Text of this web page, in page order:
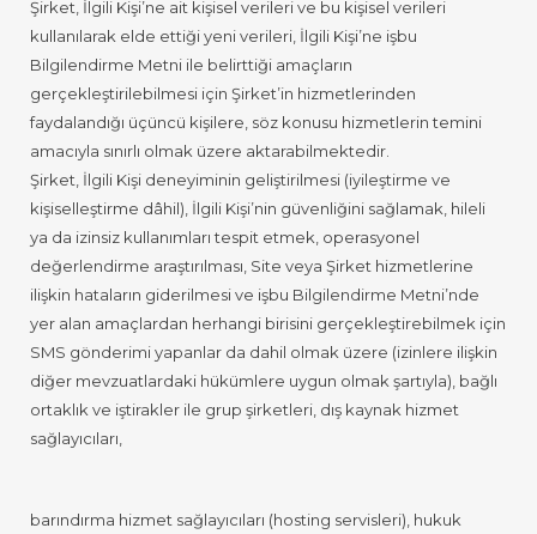
Şirket, İlgili Kişi’ne ait kişisel verileri ve bu kişisel verileri
kullanılarak elde ettiği yeni verileri, İlgili Kişi’ne işbu
Bilgilendirme Metni ile belirttiği amaçların
gerçekleştirilebilmesi için Şirket’in hizmetlerinden
faydalandığı üçüncü kişilere, söz konusu hizmetlerin temini
amacıyla sınırlı olmak üzere aktarabilmektedir.
Şirket, İlgili Kişi deneyiminin geliştirilmesi (iyileştirme ve
kişiselleştirme dâhil), İlgili Kişi’nin güvenliğini sağlamak, hileli
ya da izinsiz kullanımları tespit etmek, operasyonel
değerlendirme araştırılması, Site veya Şirket hizmetlerine
ilişkin hataların giderilmesi ve işbu Bilgilendirme Metni’nde
yer alan amaçlardan herhangi birisini gerçekleştirebilmek için
SMS gönderimi yapanlar da dahil olmak üzere (izinlere ilişkin
diğer mevzuatlardaki hükümlere uygun olmak şartıyla), bağlı
ortaklık ve iştirakler ile grup şirketleri, dış kaynak hizmet
sağlayıcıları,
barındırma hizmet sağlayıcıları (hosting servisleri), hukuk